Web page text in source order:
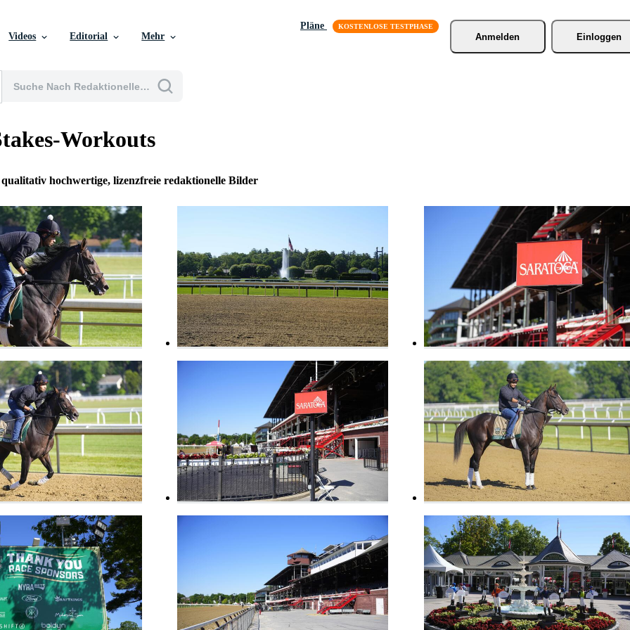
Videos Editorial Mehr
Pläne
Anmelden
Einloggen
Workouts
qualitativ hochwertige, lizenzfreie redaktionelle Bilder